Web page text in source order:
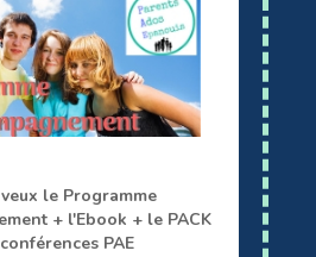
le Programme
+ l'Ebook + le PACK
PAE